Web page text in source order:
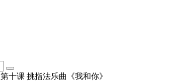
第十课 挑指法乐曲《我和你》